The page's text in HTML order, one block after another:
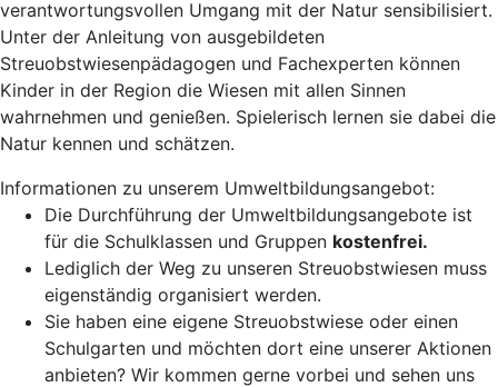
verantwortungsvollen Umgang mit der Natur sensibilisiert.
Unter der Anleitung von ausgebildeten
Streuobstwiesenpädagogen und Fachexperten können
Kinder in der Region die Wiesen mit allen Sinnen
wahrnehmen und genießen. Spielerisch lernen sie dabei die
Natur kennen und schätzen.
Informationen zu unserem Umweltbildungsangebot:
Die Durchführung der Umweltbildungsangebote ist
für die Schulklassen und Gruppen kostenfrei.
Lediglich der Weg zu unseren Streuobstwiesen muss
eigenständig organisiert werden.
Sie haben eine eigene Streuobstwiese oder einen
Schulgarten und möchten dort eine unserer Aktionen
anbieten? Wir kommen gerne vorbei und sehen uns